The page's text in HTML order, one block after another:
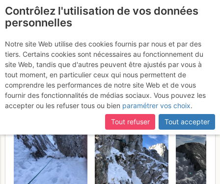
Gerbier : Traversée des
arêtes
Jeudi 23 février 2017
Contrôlez l'utilisation de vos données
personnelles
Notre site Web utilise des cookies fournis par nous et par des
tiers. Certains cookies sont nécessaires au fonctionnement du
site Web, tandis que d'autres peuvent être ajustés par vous à
tout moment, en particulier ceux qui nous permettent de
comprendre les performances de notre site Web et de vous
fournir des fonctionnalités de médias sociaux. Vous pouvez les
accepter ou les refuser tous ou bien paramétrer vos choix.
Tout refuser
Tout accepter